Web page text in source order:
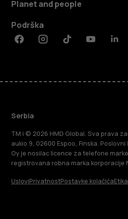
Planet and people
Podrška
FacebookInstagramTiktokYoutube
Serbia
TM i © 2026 HMD Global. Sva prava
aukio 9, 02600 Espoo, Finska.
Oy je nosilac licence za telefone
registrovana robna marka korporacije
UsloviPrivatnostPostavke kolačićaEtika